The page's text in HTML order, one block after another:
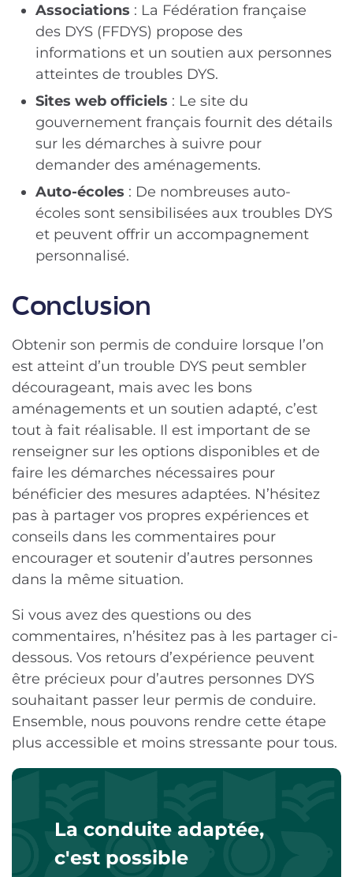
Associations : La Fédération française
des DYS (FFDYS) propose des
informations et un soutien aux personnes
atteintes de troubles DYS.
Sites web officiels : Le site du
gouvernement français fournit des détails
sur les démarches à suivre pour
demander des aménagements.
Auto-écoles : De nombreuses auto-
écoles sont sensibilisées aux troubles DYS
et peuvent offrir un accompagnement
personnalisé.
Conclusion
Obtenir son permis de conduire lorsque l’on
est atteint d’un trouble DYS peut sembler
décourageant, mais avec les bons
aménagements et un soutien adapté, c’est
tout à fait réalisable. Il est important de se
renseigner sur les options disponibles et de
faire les démarches nécessaires pour
bénéficier des mesures adaptées. N’hésitez
pas à partager vos propres expériences et
conseils dans les commentaires pour
encourager et soutenir d’autres personnes
dans la même situation.
Si vous avez des questions ou des
commentaires, n’hésitez pas à les partager ci-
dessous. Vos retours d’expérience peuvent
être précieux pour d’autres personnes DYS
souhaitant passer leur permis de conduire.
Ensemble, nous pouvons rendre cette étape
plus accessible et moins stressante pour tous.
La conduite adaptée,
c'est possible